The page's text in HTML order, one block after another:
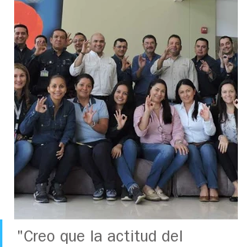
"Creo que la actitud del